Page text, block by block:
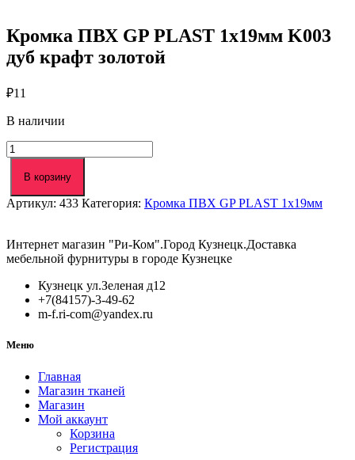
Кромка ПВХ GP PLAST 1х19мм K003
дуб крафт золотой
₽11
В наличии
Количество
товара
Кромка
GP
K003
дуб
золотой
В корзину
Артикул: 433 Категория: Кромка ПВХ GP PLAST 1х19мм
Интернет магазин "Ри-Ком".Город Кузнецк.Доставка
мебельной фурнитуры в городе Кузнецке
Кузнецк ул.Зеленая д12
+7(84157)-3-49-62
m-f.ri-com@yandex.ru
Меню
Главная
Магазин тканей
Магазин
Мой аккаунт
Корзина
Регистрация